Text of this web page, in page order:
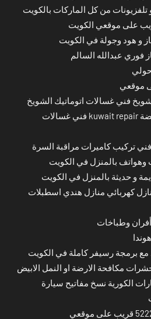
من كل الماركات بالكويت
على موقعي الكويت
و هود وجولة في الكويت
فوري عبدالله السالم
موقعي
فني غسالات اتوماتيك الشويخ
صيانة غسالة ملابس النهضة kuwait repair فني غسالات
تركيب كاميرات مراقبة السرة
وهواتف بالمنزل في الكويت
و حديثة بالمنزل في الكويت
كهربائي منازل هندي اسطبلات
وطباخات
مع برمجة رسيفر كاملة في الكويت
مكافحة الارضة او النمل الابيض
الكورية نسخ مفاتيح سيارة